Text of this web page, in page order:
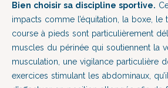
Bien choisir sa discipline sportive.
impacts comme l’équitation, la boxe, le
course à pieds sont particulièrement
muscles du périnée qui soutiennent la
musculation, une vigilance particulière
exercices stimulant les abdominaux,